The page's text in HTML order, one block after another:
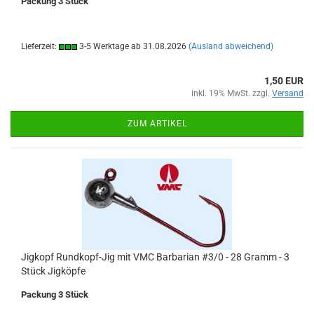
Lieferzeit: 3-5 Werktage ab 31.08.2026 (Ausland abweichend)
1,50 EUR
inkl. 19% MwSt. zzgl. Versand
ZUM ARTIKEL
Jigkopf Rundkopf-Jig mit VMC Barbarian #3/0 - 28 Gramm - 3
Stück Jigköpfe
Packung 3 Stück